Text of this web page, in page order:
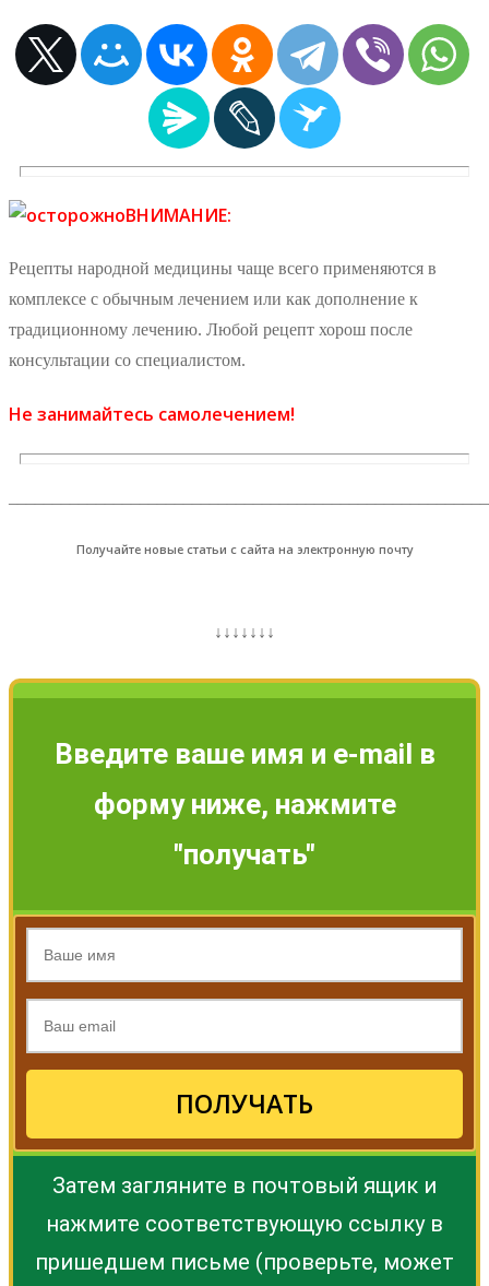
ВНИМАНИЕ:
Рецепты народной медицины чаще всего применяются в
комплексе с обычным лечением или как дополнение к
традиционному лечению. Любой рецепт хорош после
консультации со специалистом.
Не занимайтесь самолечением!
Получайте новые статьи с сайта на электронную почту
↓↓↓↓↓↓↓
Введите ваше имя и e-mail в
форму ниже, нажмите
"получать"
ПОЛУЧАТЬ
Затем загляните в почтовый ящик и
нажмите соответствующую ссылку в
пришедшем письме (проверьте, может